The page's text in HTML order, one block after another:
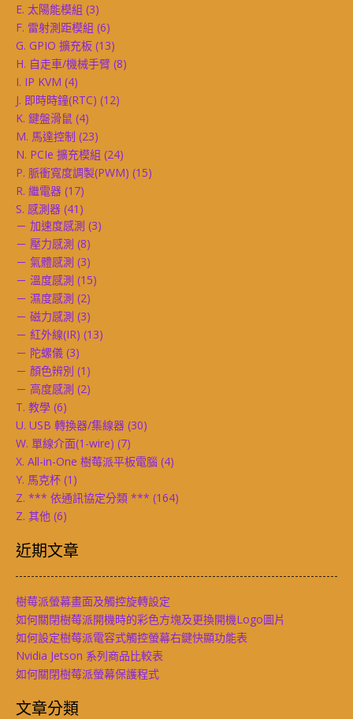
E. 太陽能模組 (3)
F. 雷射測距模組 (6)
G. GPIO 擴充板 (13)
H. 自走車/機械手臂 (8)
I. IP KVM (4)
J. 即時時鐘(RTC) (12)
K. 鍵盤滑鼠 (4)
M. 馬達控制 (23)
N. PCIe 擴充模組 (24)
P. 脈衝寬度調製(PWM) (15)
R. 繼電器 (17)
S. 感測器 (41)
－ 加速度感測 (3)
－ 壓力感測 (8)
－ 氣體感測 (3)
－ 溫度感測 (15)
－ 濕度感測 (2)
－ 磁力感測 (3)
－ 紅外線(IR) (13)
－ 陀螺儀 (3)
－ 顏色辨別 (1)
－ 高度感測 (2)
T. 教學 (6)
U. USB 轉換器/集線器 (30)
W. 單線介面(1-wire) (7)
X. All-in-One 樹莓派平板電腦 (4)
Y. 馬克杯 (1)
Z. *** 依通訊協定分類 *** (164)
Z. 其他 (6)
近期文章
樹莓派螢幕畫面及觸控旋轉設定
如何關閉樹莓派開機時的彩色方塊及更換開機Logo圖片
如何設定樹莓派電容式觸控螢幕右鍵快顯功能表
Nvidia Jetson 系列商品比較表
如何關閉樹莓派螢幕保護程式
文章分類